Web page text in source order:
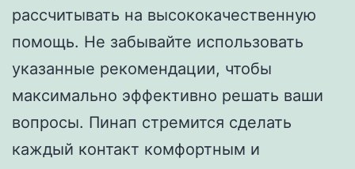
рассчитывать на высококачественную
помощь. Не забывайте использовать
указанные рекомендации, чтобы
максимально эффективно решать ваши
вопросы. Пинап стремится сделать
каждый контакт комфортным и